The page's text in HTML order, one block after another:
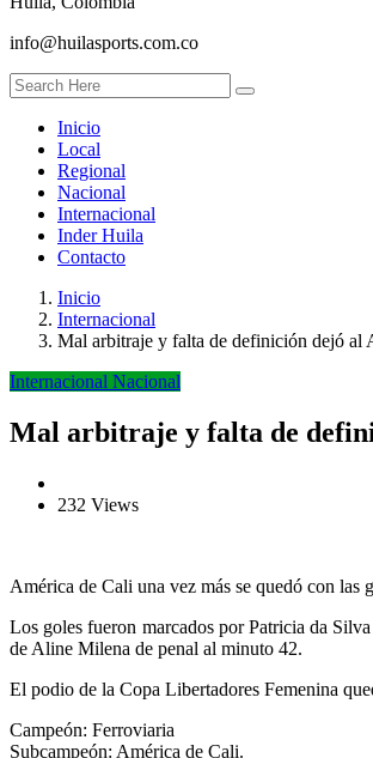
info@huilasports.com.co
Inicio
Local
Regional
Nacional
Internacional
Inder Huila
Contacto
Inicio
Internacional
Mal arbitraje y falta de definición dejó al
Internacional Nacional
Mal arbitraje y falta de
232 Views
América de Cali una vez más se quedó con las
Los goles fueron marcados por Patricia da
de Aline Milena de penal al minuto 42.
El podio de la Copa Libertadores Femenina
Campeón: Ferroviaria
Subcampeón: América de Cali.